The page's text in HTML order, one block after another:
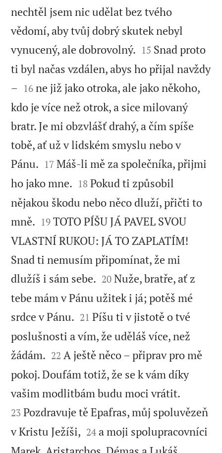
nechtěl jsem nic udělat bez tvého
vědomí, aby tvůj dobrý skutek nebyl
vynucený, ale dobrovolný. 

15 Snad proto
ti byl načas vzdálen, abys ho přijal navždy
– 

16 ne již jako otroka, ale jako někoho,
kdo je více než otrok, a sice milovaný
bratr. Je mi obzvlášť drahý, a čím spíše
tobě, ať už v lidském smyslu nebo v
Pánu. 

17 Máš-li mě za společníka, přijmi
ho jako mne. 

18 Pokud ti způsobil
nějakou škodu nebo něco dluží, přičti to
mně. 

19 TOTO PÍŠU JÁ PAVEL SVOU
VLASTNÍ RUKOU: JÁ TO ZAPLATÍM!
Snad ti nemusím připomínat, že mi
dlužíš i sám sebe. 

20 Nuže, bratře, ať z
tebe mám v Pánu užitek i já; potěš mé
srdce v Pánu. 

21 Píšu ti v jistotě o tvé
poslušnosti a vím, že uděláš více, než
žádám. 

22 A ještě něco – připrav pro mě
pokoj. Doufám totiž, že se k vám díky
vašim modlitbám budu moci vrátit.
23 Pozdravuje tě Epafras, můj spoluvězeň
v Kristu Ježíši, 

24 a moji spolupracovníci